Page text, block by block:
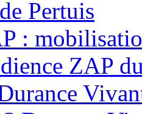
Pertuis
:
ZAP